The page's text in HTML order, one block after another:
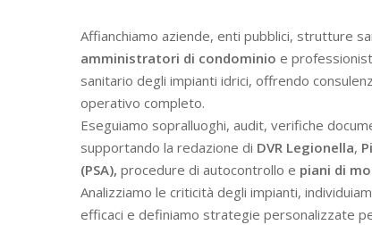
Affianchiamo aziende, enti pubblici, strutture
amministratori di condominio e
sanitario degli impianti idrici, offrendo
operativo completo.
Eseguiamo sopralluoghi, audit, verifiche
supportando la redazione di DVR Legionella,
(PSA), procedure di autocontrollo e piani di
Analizziamo le criticità degli impianti,
efficaci e definiamo strategie personalizzate